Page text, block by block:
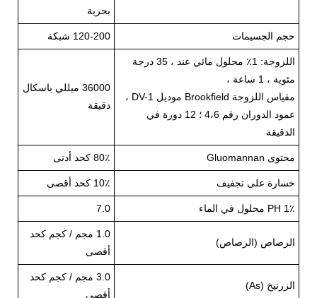
بحرية
حجم الجسيمات 120-200 شبكة
اللزوجة: 1٪ محلول مائي عند ، 35 درجة
مئوية ، 1 ساعة ،
مقياس اللزوجة Brookfield موديل DV-1 ،
عمود الدوران رقم 4،6 ؛ 12 دورة في
الدقيقة
36000 ميللي باسكال
دقيقة
محتوى Gluomannan 80٪ كحد أدنى
خسارة على تجفيف 10٪ كحد أقصى
PH 1٪ محلول في الماء 7.0
الرصاص (الرصاص)
1.0 مجم / كجم كحد
أقصى
الزرنيخ (As)
3.0 مجم / كجم كحد
أقصى